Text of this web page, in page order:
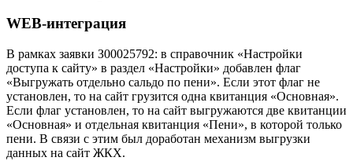
WEB-интеграция
В рамках заявки З00025792: в справочник «Настройки
доступа к сайту» в раздел «Настройки» добавлен флаг
«Выгружать отдельно сальдо по пени». Если этот флаг не
установлен, то на сайт грузится одна квитанция «Основная».
Если флаг установлен, то на сайт выгружаются две квитанции
«Основная» и отдельная квитанция «Пени», в которой только
пени. В связи с этим был доработан механизм выгрузки
данных на сайт ЖКХ.